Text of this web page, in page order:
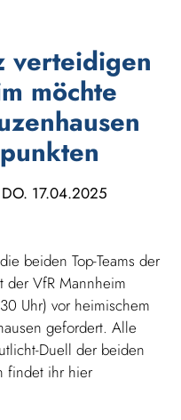
verteidigen
möchte
DO. 17.04.2025
beiden Top-Teams der
der VfR Mannheim
Uhr) vor heimischem
gefordert. Alle
Duell der beiden
findet ihr hier